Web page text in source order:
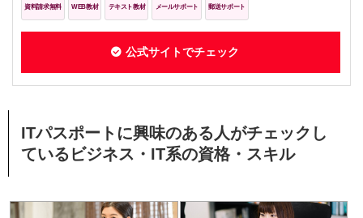
資料請求無料 WEB教材 テキスト教材 メールサポート 郵送サポート
公式サイトでチェック
ITパスポートに興味のある人がチェックし
ているビジネス・IT系の資格・スキル